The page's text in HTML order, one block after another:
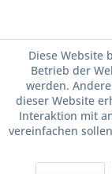
Diese Website
Betrieb der
werden.
dieser Website
Interaktion mit
vereinfachen